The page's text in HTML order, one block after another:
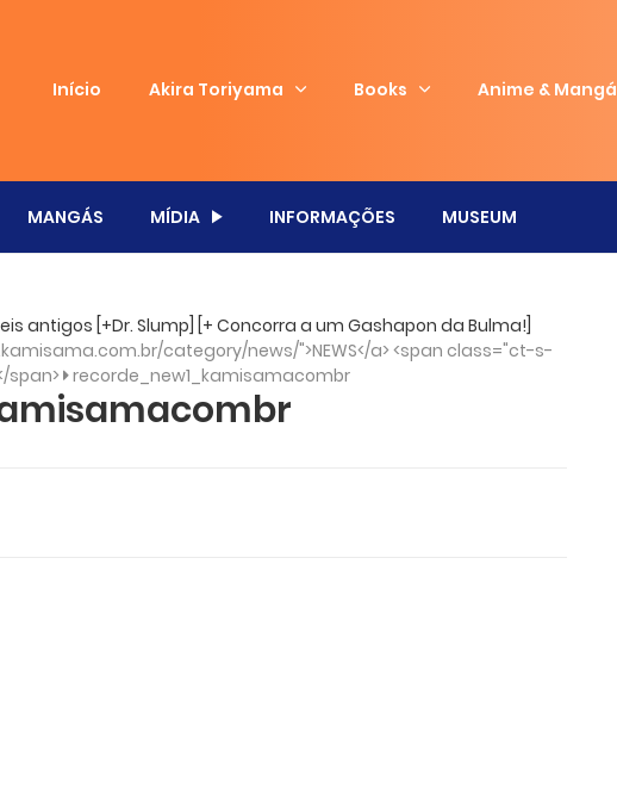
Início Akira Toriyama Books Anime & Mangá
MANGÁS MÍDIA INFORMAÇÕES MUSEUM
antigos [+Dr. Slump] [+ Concorra a um Gashapon da Bulma!]
category/news/">NEWS</a> <span class="ct-s-
span> recorde_new1_kamisamacombr